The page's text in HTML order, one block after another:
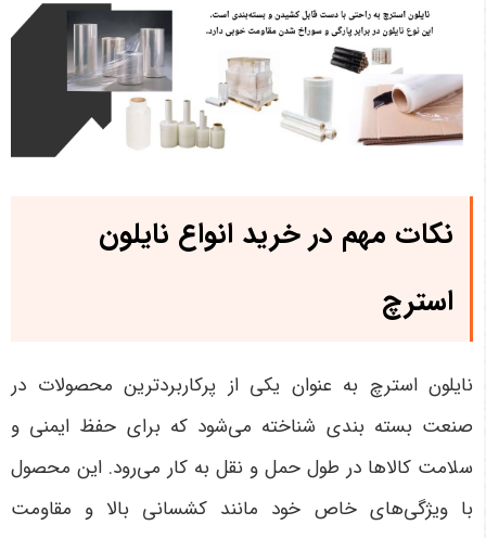
نکات مهم در خرید انواع نایلون
استرچ
نایلون استرچ به عنوان یکی از پرکاربردترین محصولات در
صنعت بسته بندی شناخته می‌شود که برای حفظ ایمنی و
سلامت کالاها در طول حمل و نقل به کار می‌رود. این محصول
با ویژگی‌های خاص خود مانند کشسانی بالا و مقاومت